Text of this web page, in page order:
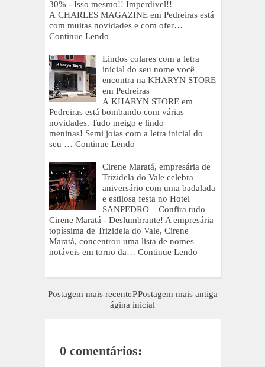
30% - Isso mesmo!! Imperdível!!
A CHARLES MAGAZINE em Pedreiras está
com muitas novidades e com ofer…
Continue Lendo
Lindos colares com a letra
inicial do seu nome você
encontra na KHARYN STORE
em Pedreiras
A KHARYN STORE em
Pedreiras está bombando com várias
novidades. Tudo meigo e lindo
meninas! Semi joias com a letra inicial do
seu … Continue Lendo
Cirene Maratá, empresária de
Trizidela do Vale celebra
aniversário com uma badalada
e estilosa festa no Hotel
SANPEDRO – Confira tudo
Cirene Maratá - Deslumbrante! A empresária
topíssima de Trizidela do Vale, Cirene
Maratá, concentrou uma lista de nomes
notáveis em torno da… Continue Lendo
Postagem mais recente Postagem mais antiga
P
ágina inicial
0 comentários: